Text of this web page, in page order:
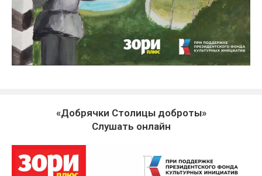
«Добрячки Столицы доброты»
Слушать онлайн